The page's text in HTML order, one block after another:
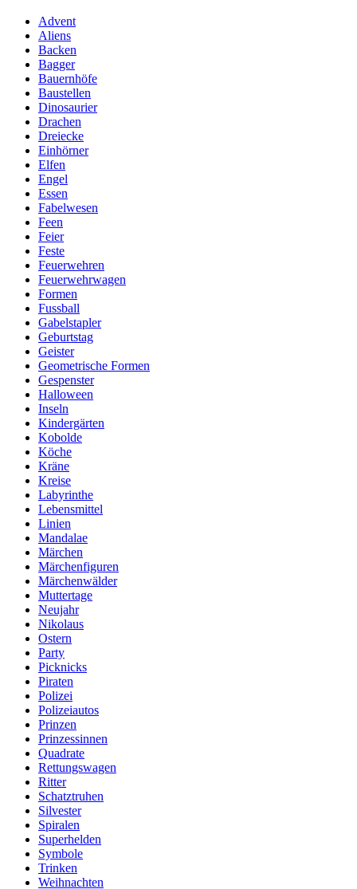
Advent
Aliens
Backen
Bagger
Bauernhöfe
Baustellen
Dinosaurier
Drachen
Dreiecke
Einhörner
Elfen
Engel
Essen
Fabelwesen
Feen
Feier
Feste
Feuerwehren
Feuerwehrwagen
Formen
Fussball
Gabelstapler
Geburtstag
Geister
Geometrische Formen
Gespenster
Halloween
Inseln
Kindergärten
Kobolde
Köche
Kräne
Kreise
Labyrinthe
Lebensmittel
Linien
Mandalae
Märchen
Märchenfiguren
Märchenwälder
Muttertage
Neujahr
Nikolaus
Ostern
Party
Picknicks
Piraten
Polizei
Polizeiautos
Prinzen
Prinzessinnen
Quadrate
Rettungswagen
Ritter
Schatztruhen
Silvester
Spiralen
Superhelden
Symbole
Trinken
Weihnachten